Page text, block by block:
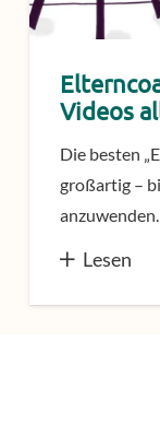
Videos
Die besten
großartig –
Lesen